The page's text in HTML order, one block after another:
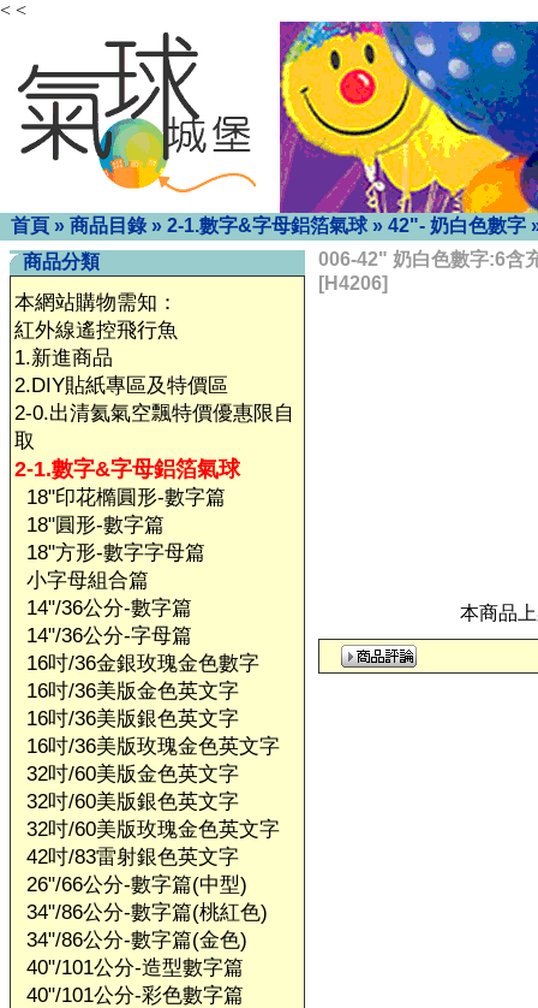
< <
首頁 » 商品目錄 » 2-1.數字&字母鋁箔氣球 » 42"- 奶白色數字
商品分類
本網站購物需知：
紅外線遙控飛行魚
1.新進商品
2.DIY貼紙專區及特價區
2-0.出清氦氣空飄特價優惠限自
取
2-1.數字&字母鋁箔氣球
18"印花橢圓形-數字篇
18"圓形-數字篇
18"方形-數字字母篇
小字母組合篇
14"/36公分-數字篇
14"/36公分-字母篇
16吋/36金銀玫瑰金色數字
16吋/36美版金色英文字
16吋/36美版銀色英文字
16吋/36美版玫瑰金色英文字
32吋/60美版金色英文字
32吋/60美版銀色英文字
32吋/60美版玫瑰金色英文字
42吋/83雷射銀色英文字
26"/66公分-數字篇(中型)
34"/86公分-數字篇(桃紅色)
34"/86公分-數字篇(金色)
40"/101公分-造型數字篇
40"/101公分-彩色數字篇
006-42" 奶白色數字:6含
[H4206]
本商品